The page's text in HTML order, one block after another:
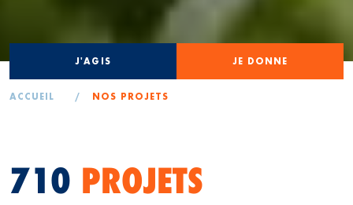
J'AGIS JE DONNE
ACCUEIL / NOS PROJETS
710 PROJETS